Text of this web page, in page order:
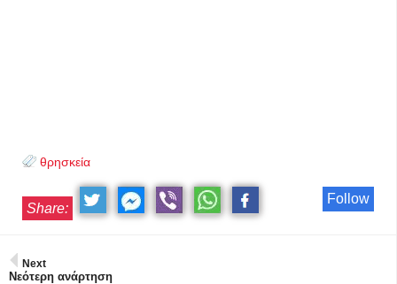
θρησκεία
Follow
Share:
Next
Νεότερη ανάρτηση